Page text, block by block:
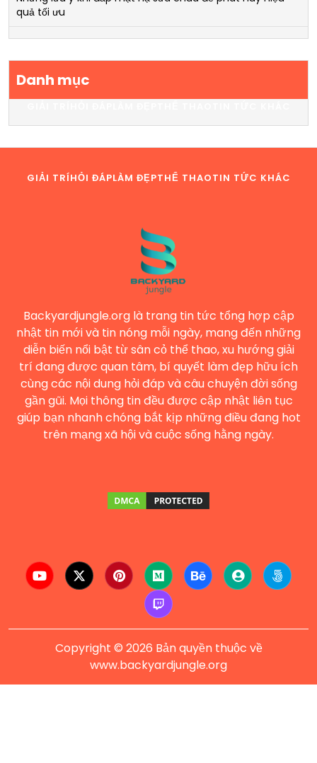
quả tối ưu
Danh mục
GIẢI TRÍHỎI ĐÁPLÀM ĐẸPTHỂ THAOTIN TỨC KHÁC
Backyardjungle.org là trang tin tức tổng hợp cập
nhật tin mới và tin nóng mỗi ngày, mang đến những
diễn biến nổi bật từ sân cỏ thể thao, xu hướng giải
trí đang được quan tâm, bí quyết làm đẹp hữu ích
cùng các nội dung hỏi đáp và câu chuyện đời sống
gần gũi. Mọi thông tin đều được cập nhật liên tục
giúp bạn nhanh chóng bắt kịp những điều đang hot
trên mạng xã hội và cuộc sống hằng ngày.
Copyright © 2026 Bản quyền thuộc về
www.backyardjungle.org